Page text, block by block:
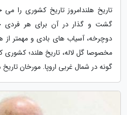
تاریخ هلندامروز تاریخ کشوری را
گشت و گذار در آن برای هر فردی
دوچرخه، آسیاب های بادی و مهمتر از
مخصوصا گل لاله، تاریخ هلند؛
گونه در شمال غربی اروپا. مورخان تاریخ